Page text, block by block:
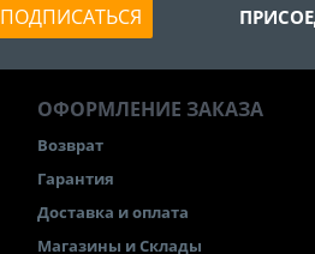
ПОДПИСАТЬСЯ
ОФОРМЛЕНИЕ ЗАКАЗА
Возврат
Гарантия
Доставка и оплата
Магазины и Склады